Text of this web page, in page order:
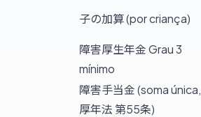
子の加算 (por criança)
障害厚生年金 Grau 3
mínimo
障害手当金 (soma única,
厚年法 第55条)